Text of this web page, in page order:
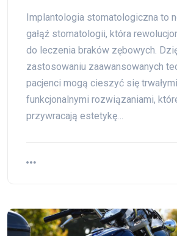
Implantologia stomatologiczna to
gałąź stomatologii, która
do leczenia braków zębowych.
zastosowaniu zaawansowanych
pacjenci mogą cieszyć się
funkcjonalnymi rozwiązaniami,
przywracają estetykę…